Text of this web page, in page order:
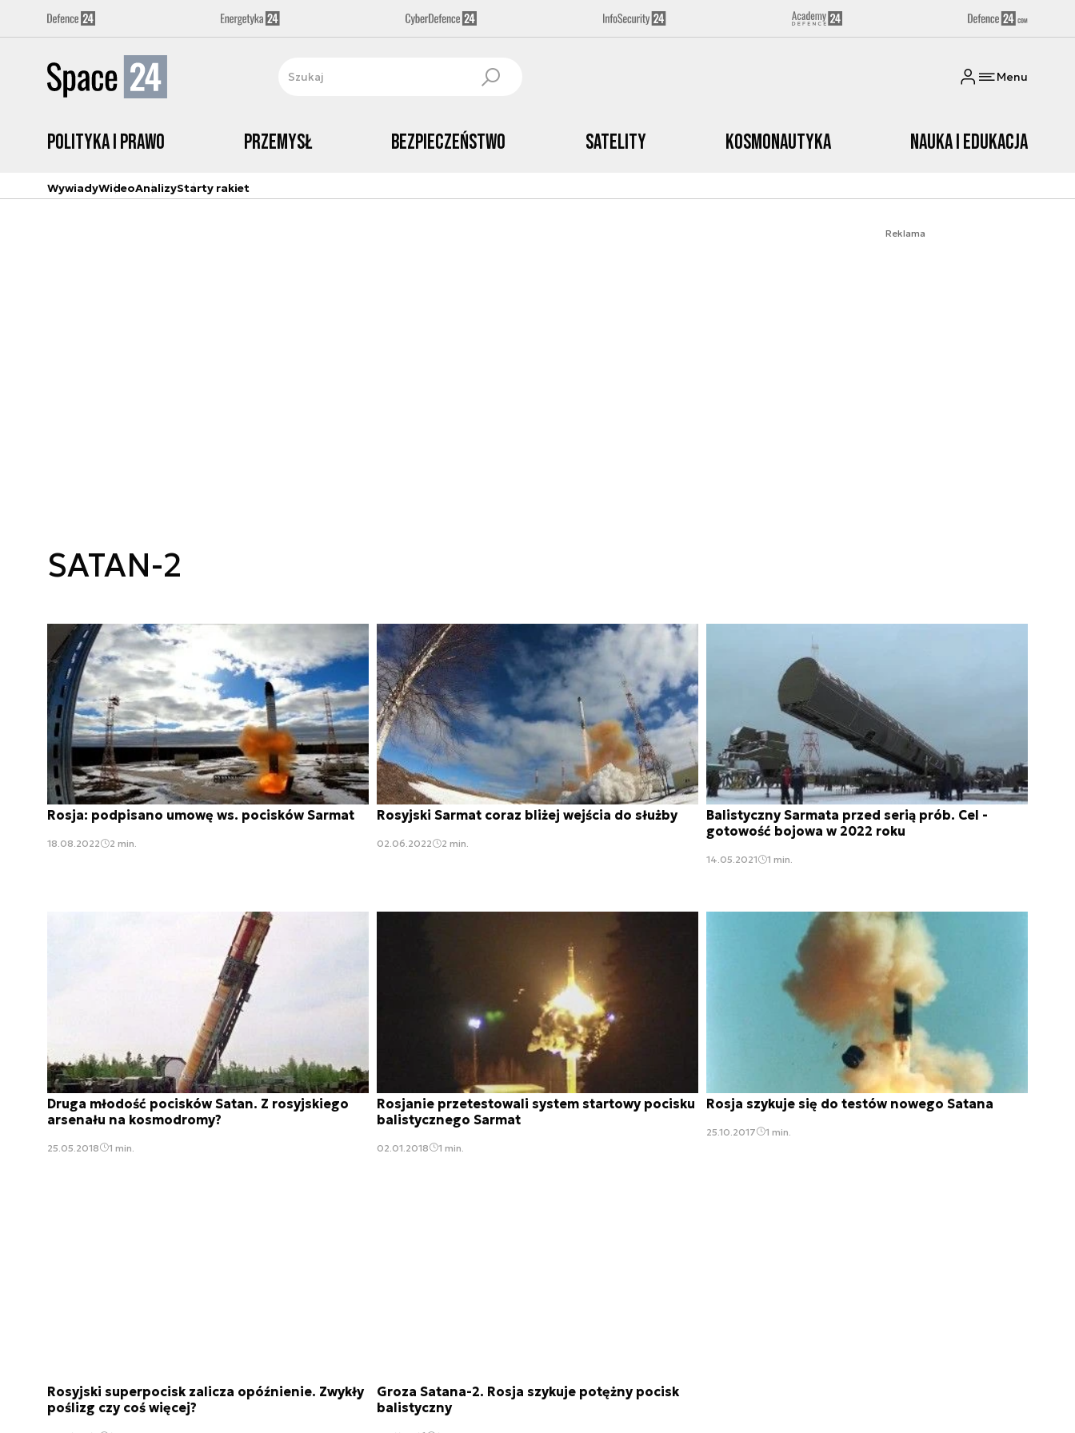
Menu
Polityka i prawo Przemysł Bezpieczeństwo Satelity Kosmonautyka Nauka i edukacja
WywiadyWideoAnalizyStarty rakiet
Reklama
SATAN-2
Rosja: podpisano umowę ws. pocisków Sarmat
18.08.2022 2 min.
Rosyjski Sarmat coraz bliżej wejścia do służby
02.06.2022 2 min.
Balistyczny Sarmata przed serią prób. Cel -
gotowość bojowa w 2022 roku
14.05.2021 1 min.
Druga młodość pocisków Satan. Z rosyjskiego
arsenału na kosmodromy?
25.05.2018 1 min.
Rosjanie przetestowali system startowy pocisku
balistycznego Sarmat
02.01.2018 1 min.
Rosja szykuje się do testów nowego Satana
25.10.2017 1 min.
Rosyjski superpocisk zalicza opóźnienie. Zwykły
poślizg czy coś więcej?
Groza Satana-2. Rosja szykuje potężny pocisk
balistyczny